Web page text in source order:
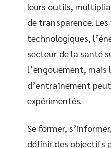
leurs outils,
de transparence. Les
technologiques,
secteur de la santé
l’engouement, mais
d’entraînement
expérimentés.
Se former,
définir des objectifs